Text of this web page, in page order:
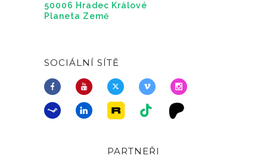
50006 Hradec Králové
Planeta Země
SOCIÁLNÍ SÍTĚ
PARTNEŘI